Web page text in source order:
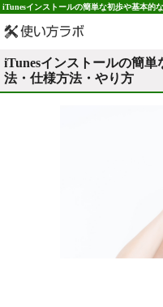
iTunesインストールの簡単な初歩や基本的
iTunesインストールの簡
法・仕様方法・やり方